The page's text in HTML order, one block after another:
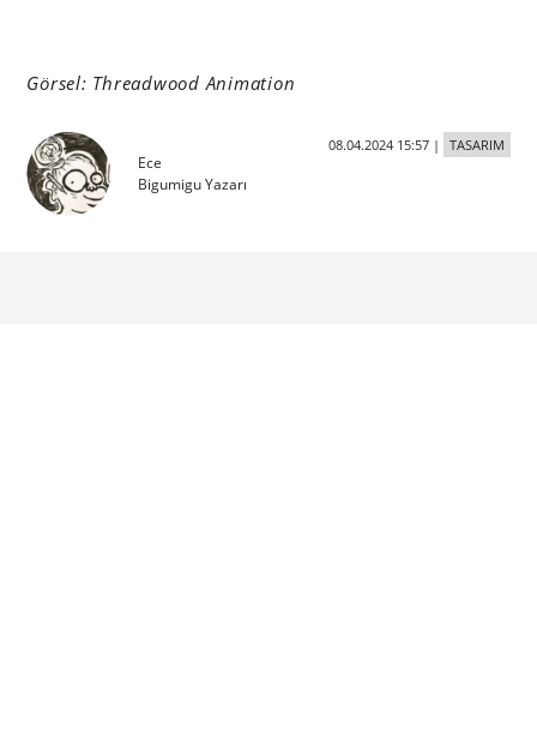
Görsel: Threadwood Animation
Ece
Bigumigu Yazarı
08.04.2024 15:57| TASARIM